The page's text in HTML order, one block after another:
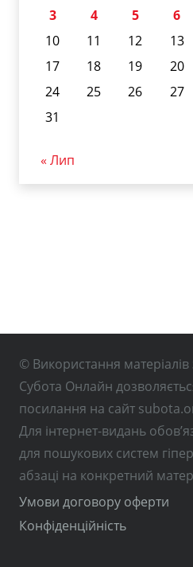
3
4 5 6
10
11 12 13
17
18 19 20
24
25 26 27
31
« Лип
© Використання матеріалів
Субота Онлайн
посилання на сайт
Для інтернет-видань
для пошукових систем
абзаці на конкретний
Умови договору оферти
Конфіденційність